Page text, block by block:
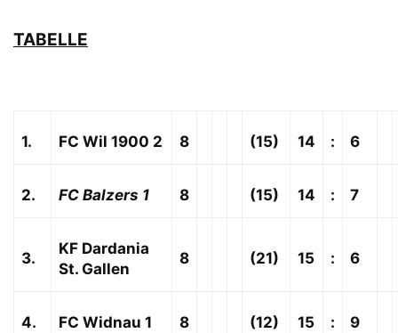
TABELLE
1. FC Wil 1900 2 8 (15) 14 : 6
2. FC Balzers 1 8 (15) 14 : 7
3.
KF Dardania
St. Gallen
8 (21) 15 : 6
4. FC Widnau 1 8 (12) 15 : 9